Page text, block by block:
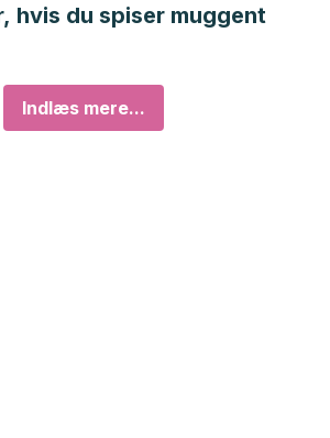
hvis du spiser muggent
Indlæs mere...